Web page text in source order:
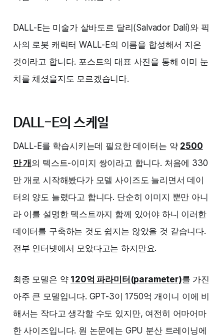
DALL-E는 미술가 살바도르 달리(Salvador Dalí)와 픽
사의 로봇 캐릭터 WALL-E의 이름을 합성해서 지은
것이라고 합니다. 포스트의 대표 사진을 통해 이미 눈
치를 채셨을지도 모르겠습니다.
DALL-E의 스케일
DALL-E를 학습시키는데 필요한 데이터는 약 2500
만 개의 텍스트-이미지 쌍이라고 합니다. 처음에 330
만 개로 시작해봤다가 모델 사이즈도 늘리면서 데이
터의 양도 늘렸다고 합니다. 단순히 이미지 뿐만 아니
라 이를 설명한 텍스트까지 함께 있어야 하니 이러한
데이터를 구축하는 것도 쉽지는 않았을 것 같습니다.
전부 인터넷에서 모았다고는 하지만요.
최종 모델은 약 120억 파라미터(parameter)를 가진
아주 큰 모델입니다. GPT-3이 1750억 개이니 이에 비
해서는 작다고 생각할 수도 있지만, 여전히 어마어마
한 사이즈입니다. 원 논문에는 GPU 분산 트레이닝에